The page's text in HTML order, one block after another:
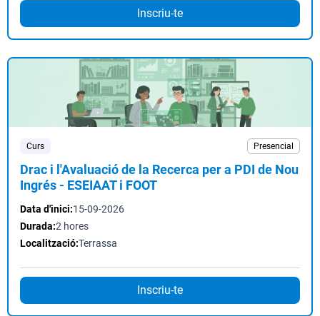
Inscriu-te
Curs Presencial
Drac i l'Avaluació de la Recerca per a PDI de Nou
Ingrés - ESEIAAT i FOOT
Data d'inici:15-09-2026
Durada:2 hores
Localització:Terrassa
Inscriu-te